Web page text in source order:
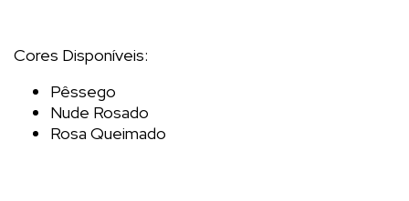
Cores Disponíveis:
Pêssego
Nude Rosado
Rosa Queimado